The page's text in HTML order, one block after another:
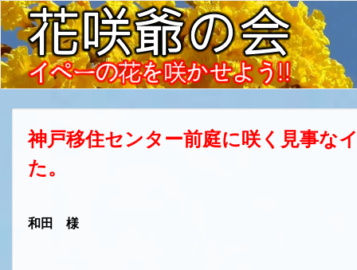
神戸移住センター前庭に咲く見事な
た。
和田 様